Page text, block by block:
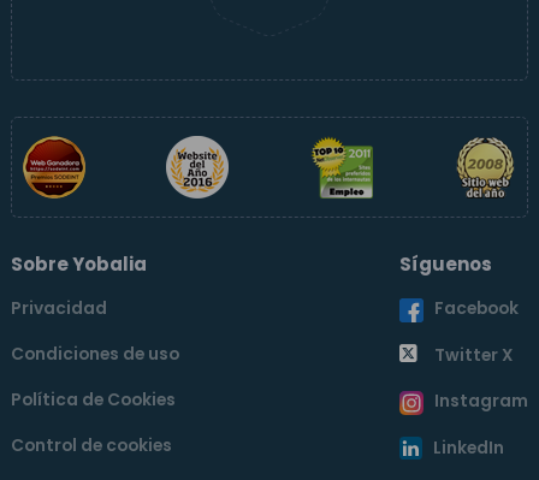
Sobre Yobalia
Privacidad
Condiciones de uso
Política de Cookies
Control de cookies
Síguenos
Facebook
Twitter X
Instagram
LinkedIn